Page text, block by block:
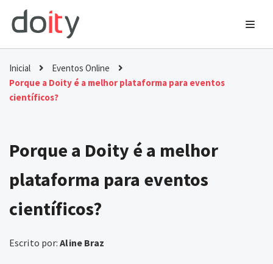
Ir
para
Inicial
Eventos Online
Porque a Doity é a melhor plataforma para eventos
científicos?
Porque a Doity é a melhor
plataforma para eventos
científicos?